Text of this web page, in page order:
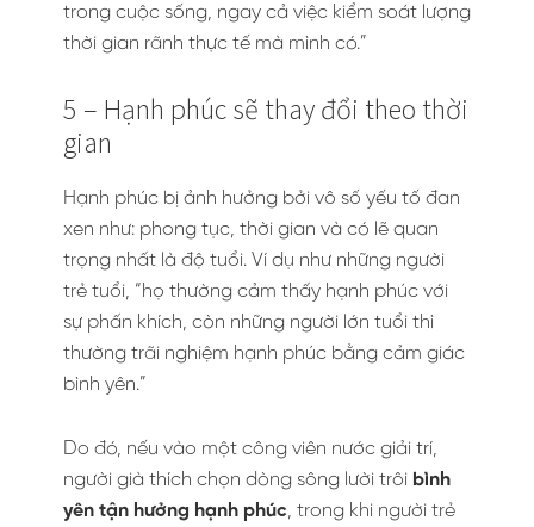
trong cuộc sống, ngay cả việc kiểm soát lượng
thời gian rãnh thực tế mà mình có.”
5 – Hạnh phúc sẽ thay đổi theo thời
gian
Hạnh phúc bị ảnh hưởng bởi vô số yếu tố đan
xen như: phong tục, thời gian và có lẽ quan
trọng nhất là độ tuổi. Ví dụ như những người
trẻ tuổi, “họ thường cảm thấy hạnh phúc với
sự phấn khích, còn những người lớn tuổi thì
thường trãi nghiệm hạnh phúc bằng cảm giác
bình yên.”
Do đó, nếu vào một công viên nước giải trí,
người già thích chọn dòng sông lười trôi bình
yên tận hưởng hạnh phúc, trong khi người trẻ